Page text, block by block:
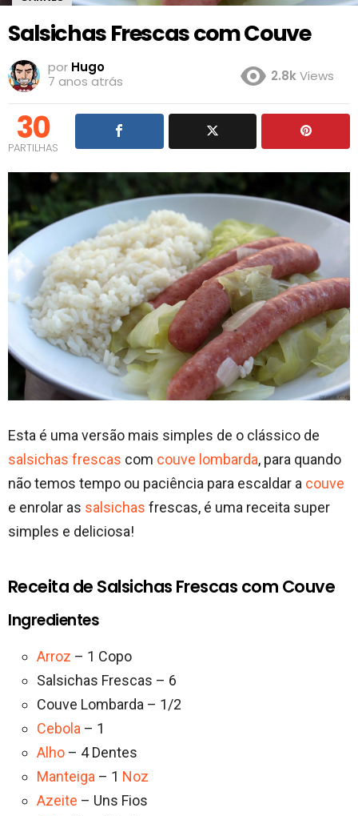
Salsichas Frescas com Couve
por Hugo
7 anos atrás
2.8kViews
30
PARTILHAS
Esta é uma versão mais simples de o clássico de
salsichas frescas com couve lombarda, para quando
não temos tempo ou paciência para escaldar a couve
e enrolar as salsichas frescas, é uma receita super
simples e deliciosa!
Receita de Salsichas Frescas com Couve
Ingredientes
Arroz – 1 Copo
Salsichas Frescas – 6
Couve Lombarda – 1/2
Cebola – 1
Alho – 4 Dentes
Manteiga – 1 Noz
Azeite – Uns Fios